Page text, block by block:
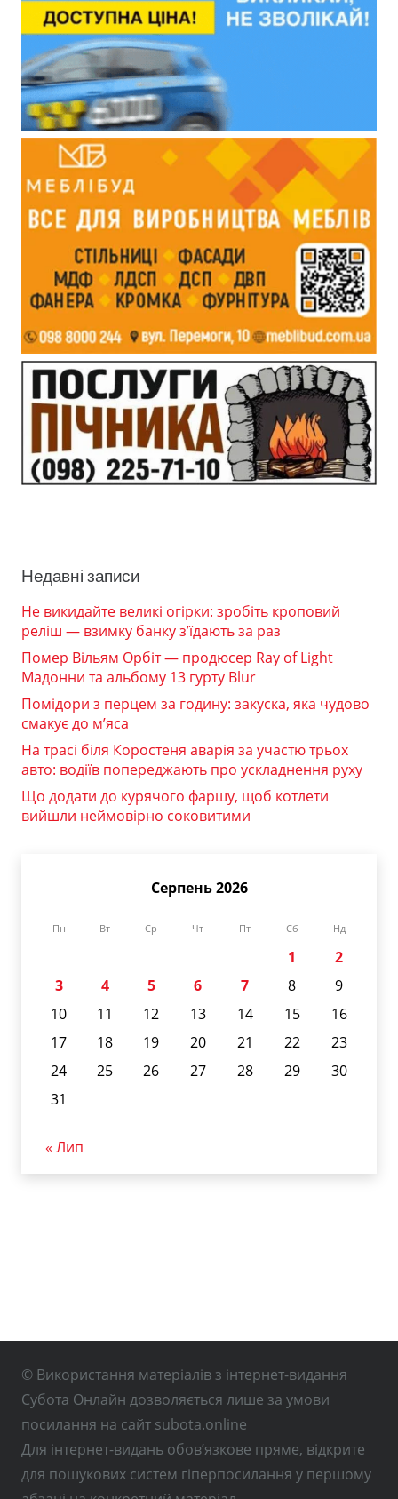
Недавні записи
Не викидайте великі огірки: зробіть кроповий
реліш — взимку банку з’їдають за раз
Помер Вільям Орбіт — продюсер Ray of Light
Мадонни та альбому 13 гурту Blur
Помідори з перцем за годину: закуска, яка чудово
смакує до м’яса
На трасі біля Коростеня аварія за участю трьох
авто: водіїв попереджають про ускладнення руху
Що додати до курячого фаршу, щоб котлети
вийшли неймовірно соковитими
Серпень 2026
Пн Вт Ср Чт Пт Сб Нд
1
2
3
4 5 6 7 8
9
10
11 12 13 14 15
16
17
18 19 20 21 22
23
24
25 26 27 28 29
30
31
« Лип
© Використання матеріалів з інтернет-видання
Субота Онлайн дозволяється лише за умови
посилання на сайт subota.online
Для інтернет-видань обов’язкове пряме, відкрите
для пошукових систем гіперпосилання у першому